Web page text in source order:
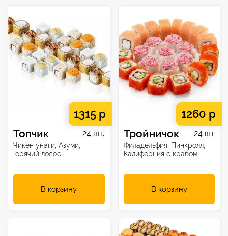
1315 р
Топчик 24 шт.
Чикен унаги, Азуми,
Горячий лосось
В корзину
1260 р
Тройничок 24 шт
Филадельфия, Пинкролл,
Калифорния с крабом
В корзину